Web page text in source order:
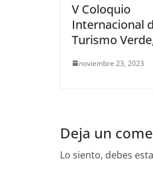
V Coloquio
Internacional
Turismo
noviembre 23, 2023
Deja un
Lo siento, debes